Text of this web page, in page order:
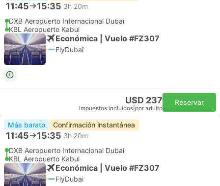
11:45 15:35 3h 20m
DXB Aeropuerto Internacional Dubai
KBL Aeropuerto Kabul
Económica | Vuelo #FZ307
FlyDubai
USD 237
Impuestos incluidos por adulto
Reservar
Más barato Confirmación instantánea
11:45 15:35 3h 20m
DXB Aeropuerto Internacional Dubai
KBL Aeropuerto Kabul
Económica | Vuelo #FZ307
FlyDubai